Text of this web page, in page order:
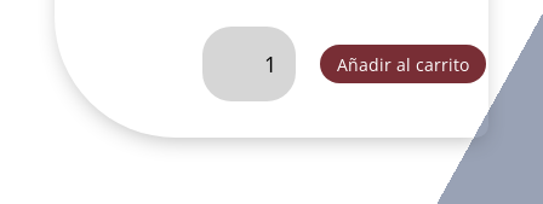
ANGEL
DE
ORO
Añadir al carrito